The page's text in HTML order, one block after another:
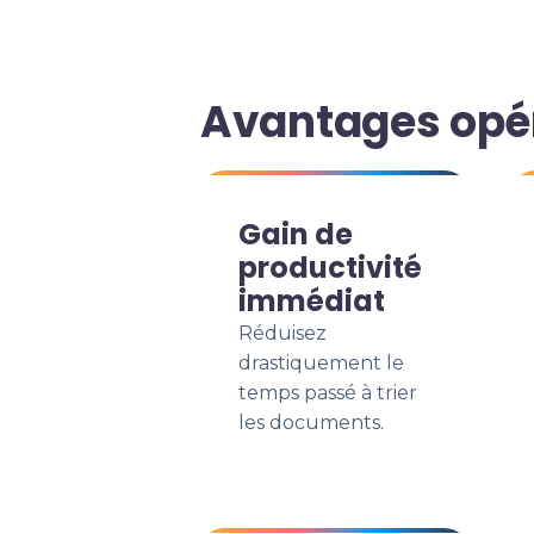
Avantages
Gain de
productivité
immédiat
Réduisez
drastiquement le
temps passé à trier
les documents.